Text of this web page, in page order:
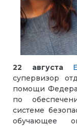
22 августа
супервизор
помощи
по
системе
обучающее